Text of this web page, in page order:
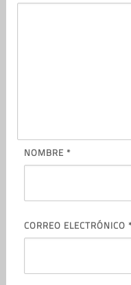
NOMBRE *
CORREO ELECTRÓNICO